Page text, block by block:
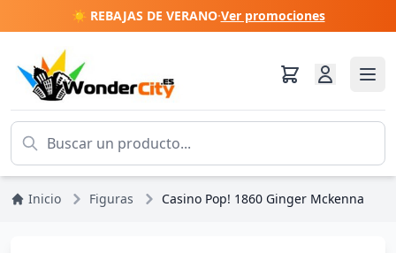
☀️ REBAJAS DE VERANO·Ver promociones
Inicio Figuras Casino Pop! 1860 Ginger Mckenna